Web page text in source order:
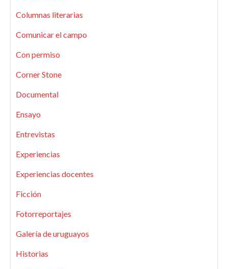
Columnas literarias
Comunicar el campo
Con permiso
Corner Stone
Documental
Ensayo
Entrevistas
Experiencias
Experiencias docentes
Ficción
Fotorreportajes
Galería de uruguayos
Historias